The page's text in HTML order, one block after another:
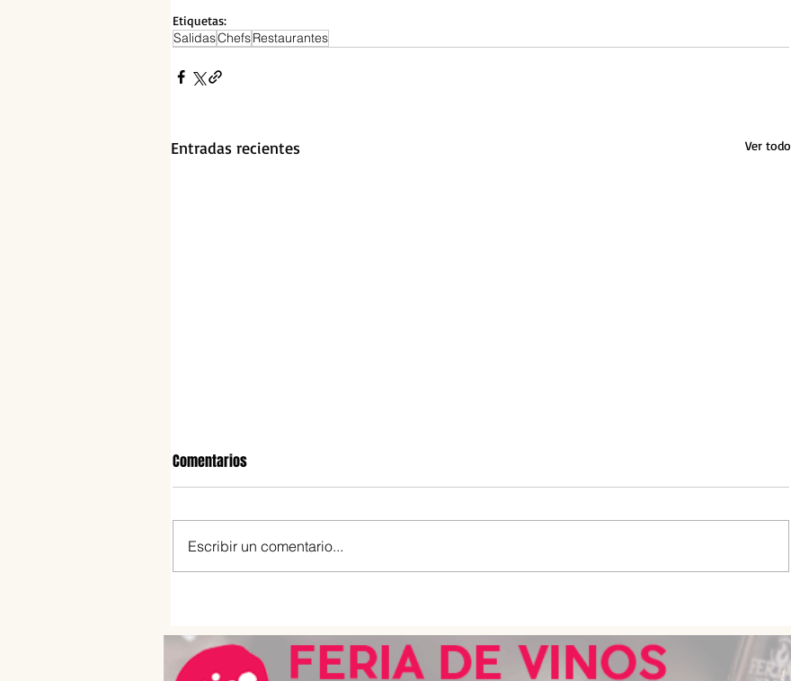
Etiquetas:
SalidasChefsRestaurantes
Entradas recientes Ver todo
Aires: menús patrios, locro,
empanadas y propuestas dulces
descuentos, regalos y beneficios
especiales para celebrar en Buenos
Comentarios
Escribir un comentario...